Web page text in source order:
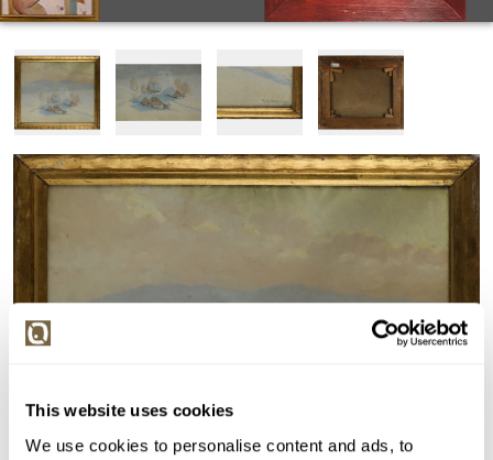
This website uses cookies
We use cookies to personalise content and ads, to